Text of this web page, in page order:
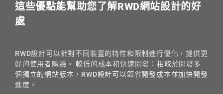
這些優點能幫助您了解RWD網站設計的好
處
RWD設計可以針對不同裝置的特性和限制進行優化，提供更
好的使用者體驗。 較低的成本和快速開發：相較於開發多
個獨立的網站版本，RWD設計可以節省開發成本並加快開發
進度。